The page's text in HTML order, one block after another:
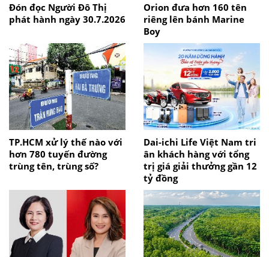
Đón đọc Người Đô Thị
phát hành ngày 30.7.2026
Orion đưa hơn 160 tên
riêng lên bánh Marine
Boy
TP.HCM xử lý thế nào với
hơn 780 tuyến đường
trùng tên, trùng số?
Dai-ichi Life Việt Nam tri
ân khách hàng với tổng
trị giá giải thưởng gần 12
tỷ đồng